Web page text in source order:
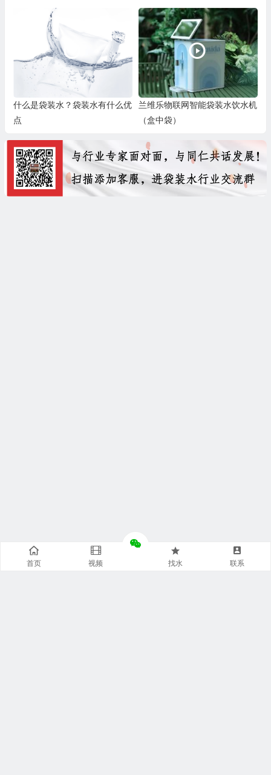
什么是袋装水？袋装水有什么优
点
兰维乐物联网智能袋装水饮水机
（盒中袋）
首页 视频 找水 联系